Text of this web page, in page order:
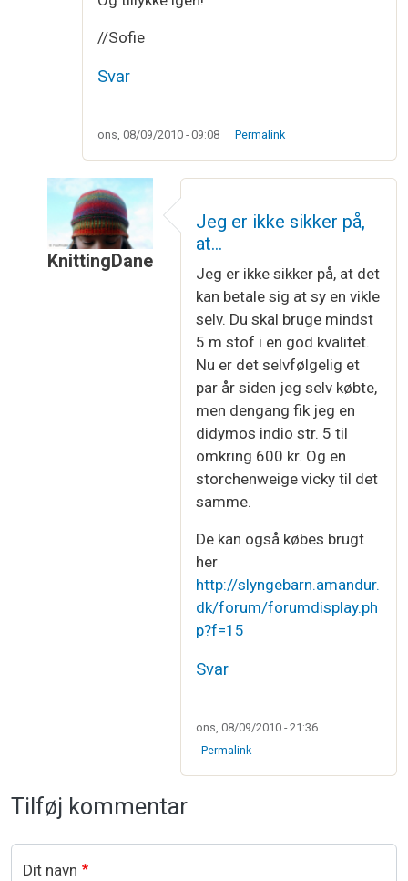
//Sofie
Svar
ons, 08/09/2010 - 09:08 Permalink
KnittingDane
Åh hvor er hun altså sød den…af
Jeg er ikke sikker på,
at…
Jeg er ikke sikker på, at det
kan betale sig at sy en vikle
selv. Du skal bruge mindst
5 m stof i en god kvalitet.
Nu er det selvfølgelig et
par år siden jeg selv købte,
men dengang fik jeg en
didymos indio str. 5 til
omkring 600 kr. Og en
storchenweige vicky til det
samme.
De kan også købes brugt
her
http://slyngebarn.amandur.
dk/forum/forumdisplay.ph
p?f=15
Svar
ons, 08/09/2010 - 21:36
Permalink
Tilføj kommentar
Dit navn